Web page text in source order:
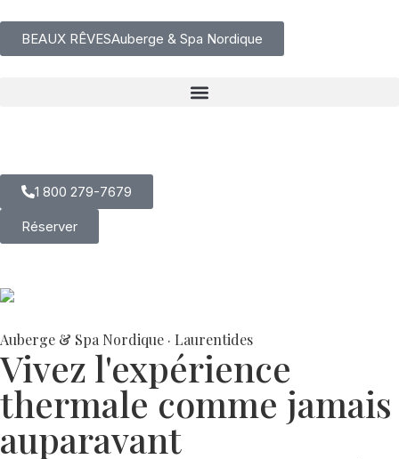
BEAUX RÊVESAuberge & Spa Nordique
1 800 279-7679
Réserver
Auberge & Spa Nordique · Laurentides
Vivez l'expérience
thermale comme jamais
auparavant